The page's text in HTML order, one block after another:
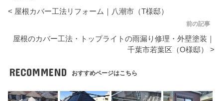
< 屋根カバー工法リフォーム｜八潮市（T様邸）
前の記事
屋根のカバー工法・トップライトの雨漏り修理・外壁塗装｜
千葉市若葉区（O様邸） >
RECOMMEND おすすめページはこちら